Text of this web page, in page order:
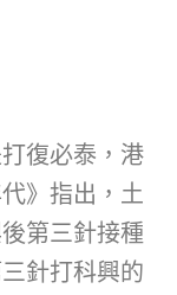
復必泰，港
》指出，土
第三針接種
針打科興的